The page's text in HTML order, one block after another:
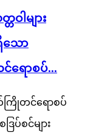
ဝါများ
ော
ရောစပ်...